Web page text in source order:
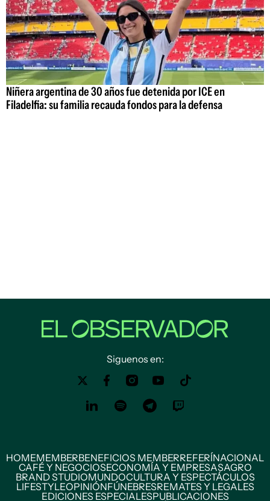
Niñera argentina de 30 años fue detenida por ICE en
Filadelfia: su familia recauda fondos para la defensa
Siguenos en:
HOMEMEMBERBENEFICIOS MEMBERREFERÍNACIONAL
CAFÉ Y NEGOCIOSECONOMÍA Y EMPRESASAGRO
BRAND STUDIOMUNDOCULTURA Y ESPECTÁCULOS
LIFESTYLEOPINIÓNFÚNEBRESREMATES Y LEGALES
EDICIONES ESPECIALESPUBLICACIONES